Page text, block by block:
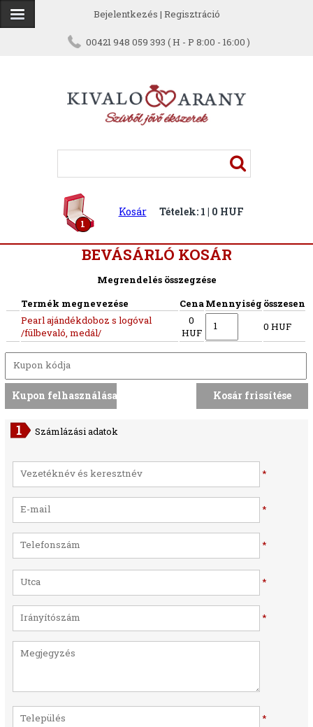
Bejelentkezés | Regisztráció
00421 948 059 393 ( H - P 8:00 - 16:00 )
1
Kosár Tételek: 1 | 0 HUF
BEVÁSÁRLÓ KOSÁR
Megrendelés összegzése
Termék megnevezése
CenaMennyiség összesen
Pearl ajándékdoboz s logóval
/fülbevaló, medál/
0
HUF
0 HUF
Számlázási adatok
*
*
*
*
*
*